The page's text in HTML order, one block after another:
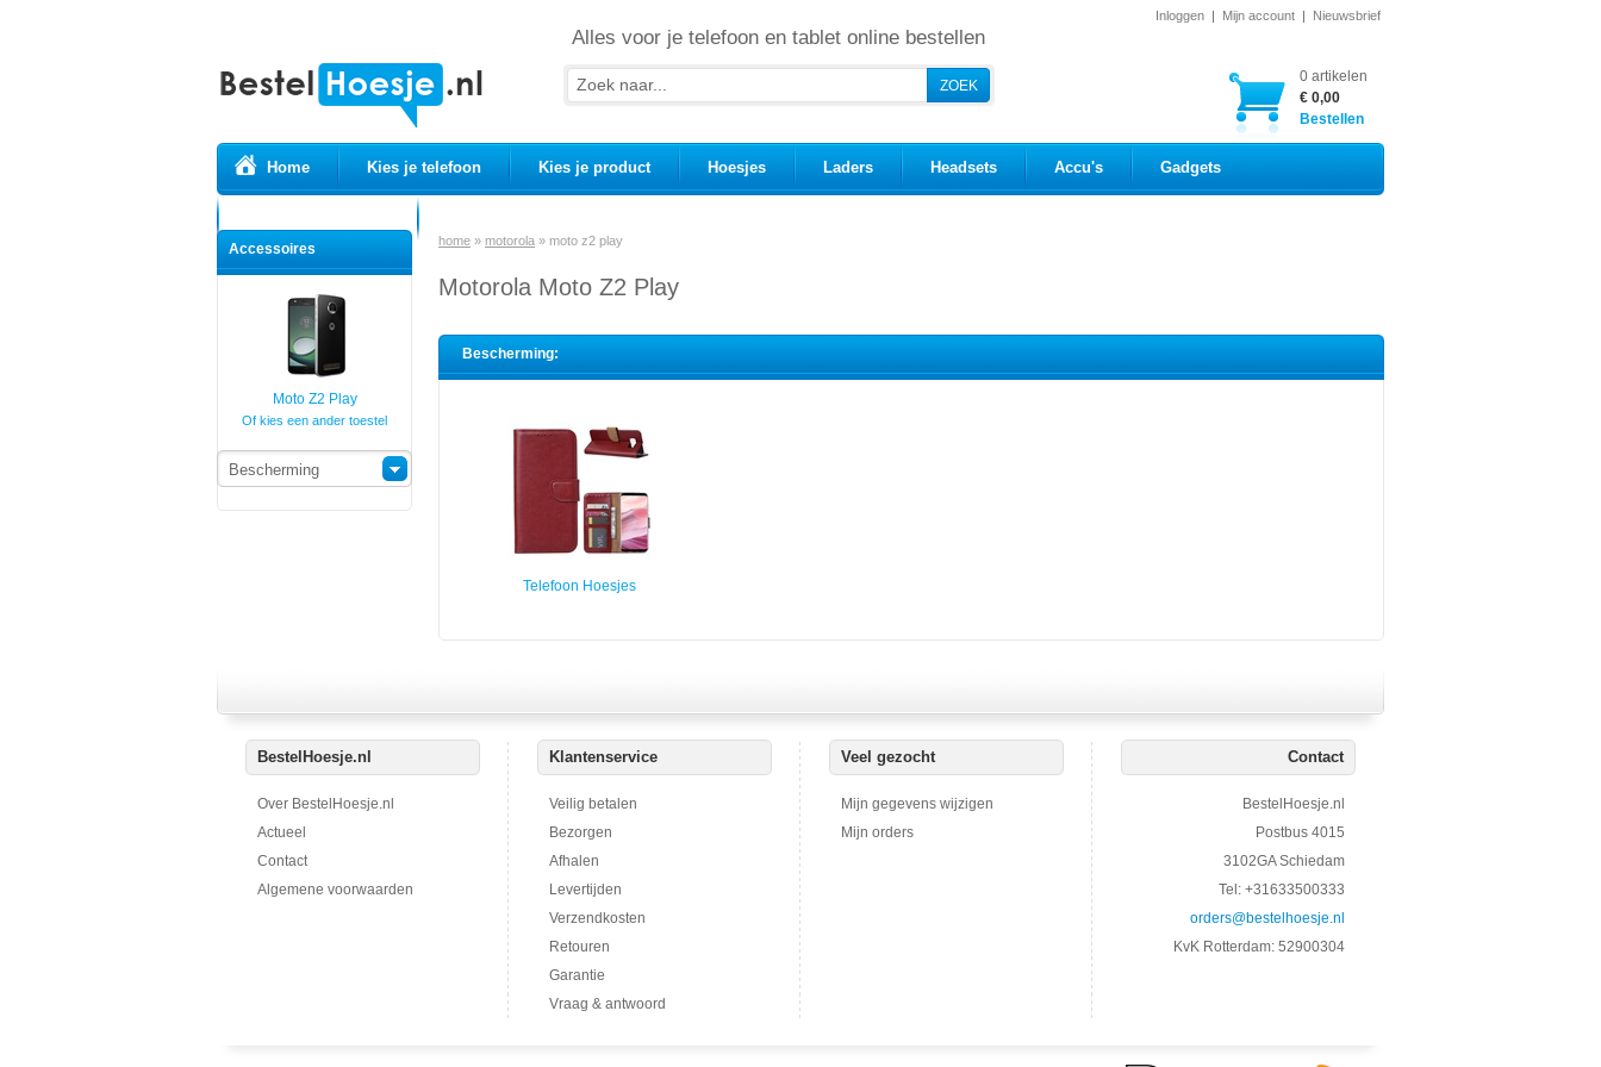
Alles voor je telefoon en tablet online bestellen
Inloggen | Mijn account | Nieuwsbrief
0 artikelen
€ 0,00
Bestellen
Home Kies je telefoon Kies je product Hoesjes Laders Headsets Accu's Gadgets
Accessoires
Moto Z2 Play
Of kies een ander toestel
Bescherming
home » motorola » moto z2 play
Motorola Moto Z2 Play
Bescherming:
Telefoon Hoesjes
BestelHoesje.nl
Over BestelHoesje.nl
Actueel
Contact
Algemene voorwaarden
Klantenservice
Veilig betalen
Bezorgen
Afhalen
Levertijden
Verzendkosten
Retouren
Garantie
Vraag & antwoord
Veel gezocht
Mijn gegevens wijzigen
Mijn orders
Contact
BestelHoesje.nl
Postbus 4015
3102GA Schiedam
Tel: +31633500333
orders@bestelhoesje.nl
KvK Rotterdam: 52900304